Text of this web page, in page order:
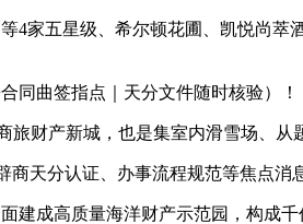
五星级、希尔顿花圃、凯悦尚萃
曲签指点｜天分文件随时核验）！
财产新城，也是集室内滑雪场、从
天分认证、办事流程规范等焦点消
成高质量海洋财产示范园，构成